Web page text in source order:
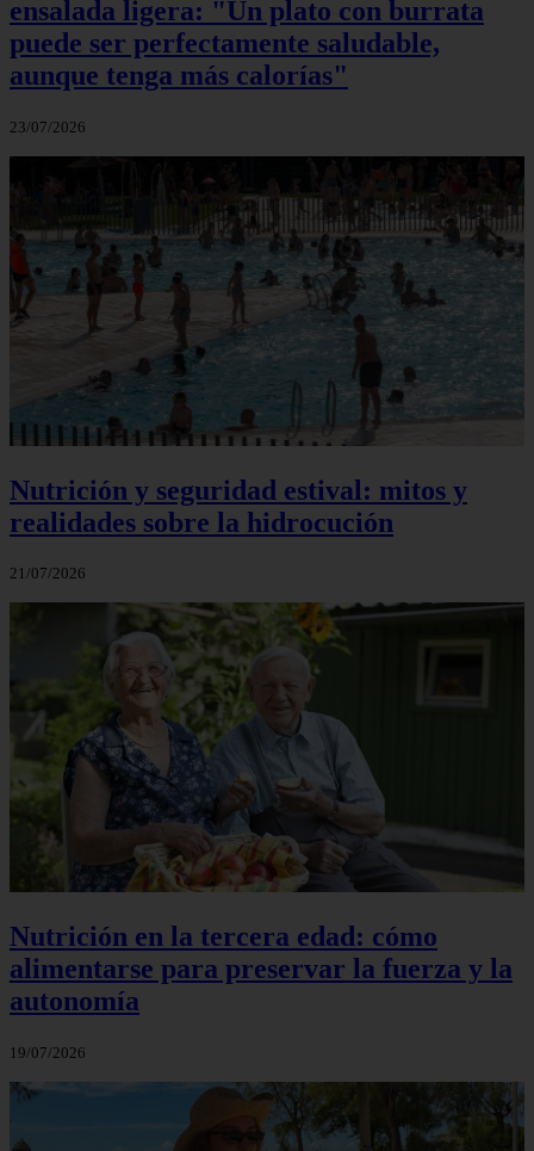
ensalada ligera: "Un plato con burrata
puede ser perfectamente saludable,
aunque tenga más calorías"
23/07/2026
Nutrición y seguridad estival: mitos y
realidades sobre la hidrocución
21/07/2026
Nutrición en la tercera edad: cómo
alimentarse para preservar la fuerza y la
autonomía
19/07/2026